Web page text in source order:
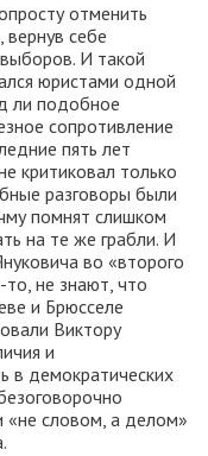
отменить
себе
И такой
юристами одной
ли подобное
сопротивление
пять лет
критиковал только
разговоры были
помнят слишком
на те же грабли. И
во «второго
не знают, что
и Брюсселе
Виктору
и
в демократических
«не словом, а делом»